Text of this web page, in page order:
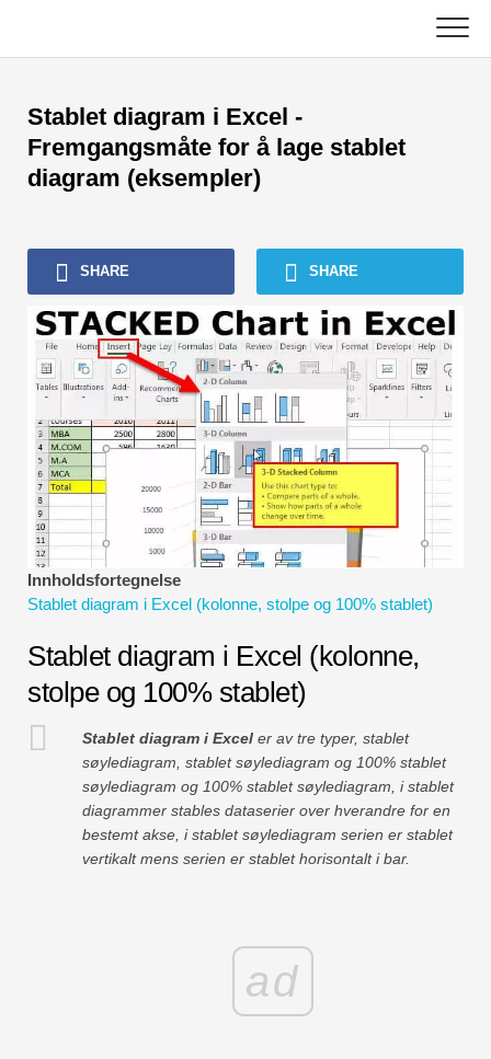
content
Regnskapsopplæring
Opplæring i kapitalforvaltning
Excel, VBA og Power BI
Investment Banking Tutorials
Topp bøker
Finans karriereveiledninger
Ressurser for økonomisertifisering
Økonomiske modelleringsveiledninger
Fullstendig format
Risikostyringsveiledninger
Stablet diagram i Excel -
Fremgangsmåte for å lage stablet
diagram (eksempler)
SHARE SHARE
Innholdsfortegnelse
Stablet diagram i Excel (kolonne, stolpe og 100% stablet)
Stablet diagram i Excel (kolonne,
stolpe og 100% stablet)
Stablet diagram i Excel er av tre typer, stablet
søylediagram, stablet søylediagram og 100% stablet
søylediagram og 100% stablet søylediagram, i stablet
diagrammer stables dataserier over hverandre for en
bestemt akse, i stablet søylediagram serien er stablet
vertikalt mens serien er stablet horisontalt i bar.
ad